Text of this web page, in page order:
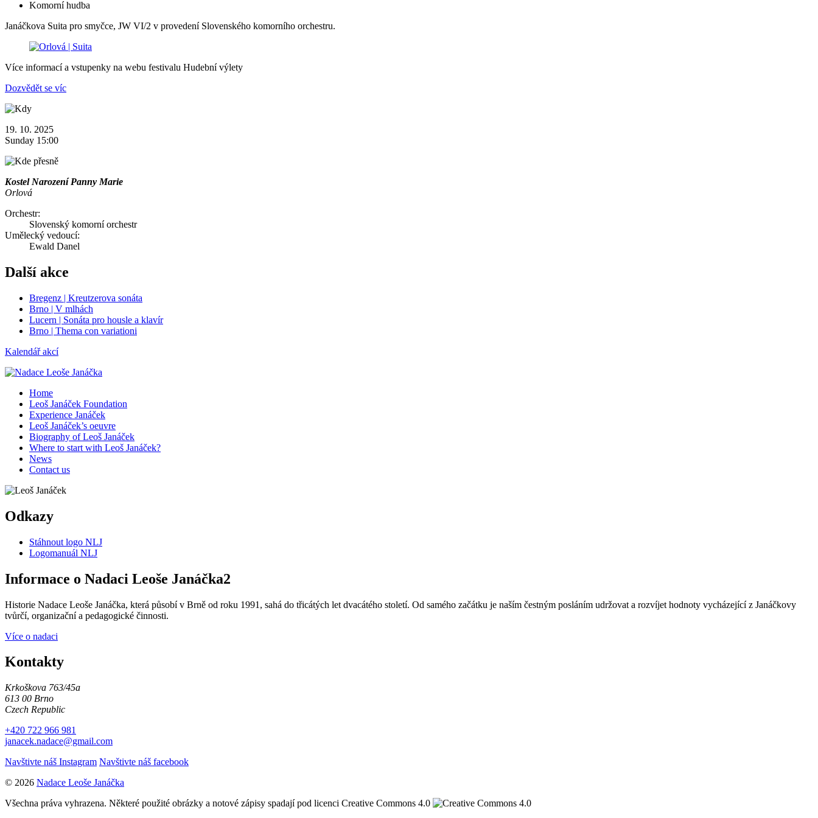
Komorní hudba
Janáčkova Suita pro smyčce, JW VI/2 v provedení Slovenského komorního orchestru.
Více informací a vstupenky na webu festivalu Hudební výlety
Dozvědět se víc
19. 10. 2025
Sunday 15:00
Kostel Narození Panny Marie
Orlová
Orchestr:
Slovenský komorní orchestr
Umělecký vedoucí:
Ewald Danel
Další akce
Bregenz | Kreutzerova sonáta
Brno | V mlhách
Lucern | Sonáta pro housle a klavír
Brno | Thema con variationi
Kalendář akcí
Home
Leoš Janáček Foundation
Experience Janáček
Leoš Janáček’s oeuvre
Biography of Leoš Janáček
Where to start with Leoš Janáček?
News
Contact us
Odkazy
Stáhnout logo NLJ
Logomanuál NLJ
Informace o Nadaci Leoše Janáčka2
Historie Nadace Leoše Janáčka, která působí v Brně od roku 1991, sahá do třicátých let dvacátého století. Od samého začátku je naším čestným posláním udržovat a rozvíjet hodnoty vycházející z Janáčkovy
tvůrčí, organizační a pedagogické činnosti.
Více o nadaci
Kontakty
Krkoškova 763/45a
613 00 Brno
Czech Republic
+420 722 966 981
janacek.nadace@gmail.com
Navštivte náš Instagram Navštivte náš facebook
© 2026 Nadace Leoše Janáčka
Všechna práva vyhrazena. Některé použité obrázky a notové zápisy spadají pod licenci Creative Commons 4.0